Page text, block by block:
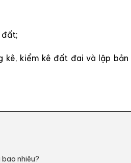
đất;
kê, kiểm kê đất đai và lập
nhiêu?